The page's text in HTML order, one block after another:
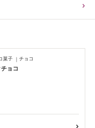
菓子 チョコ
ョコ